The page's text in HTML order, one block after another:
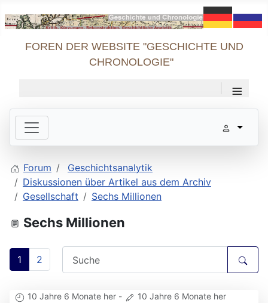
FOREN DER WEBSITE "GESCHICHTE UND
CHRONOLOGIE"
≡
Forum
Geschichtsanalytik
Diskussionen über Artikel aus dem Archiv
Gesellschaft
Sechs Millionen
Sechs Millionen
1 2
10 Jahre 6 Monate her -
10 Jahre 6 Monate her